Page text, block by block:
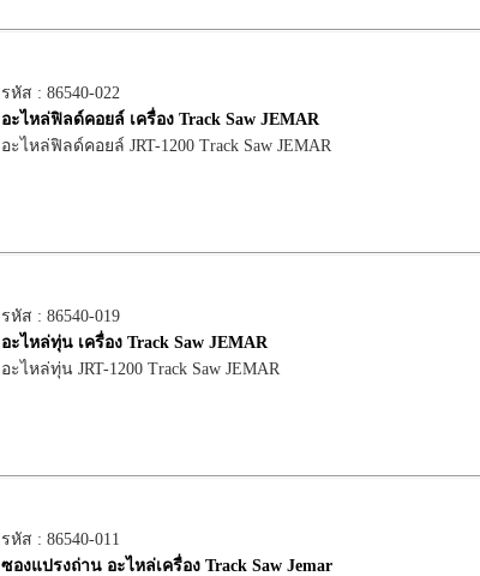
รหัส : 86540-022
อะไหล่ฟิลด์คอยล์ เครื่อง Track Saw JEMAR
อะไหล่ฟิลด์คอยล์ JRT-1200 Track Saw JEMAR
รหัส : 86540-019
อะไหล่ทุ่น เครื่อง Track Saw JEMAR
อะไหล่ทุ่น JRT-1200 Track Saw JEMAR
รหัส : 86540-011
ซองแปรงถ่าน อะไหล่เครื่อง Track Saw Jemar